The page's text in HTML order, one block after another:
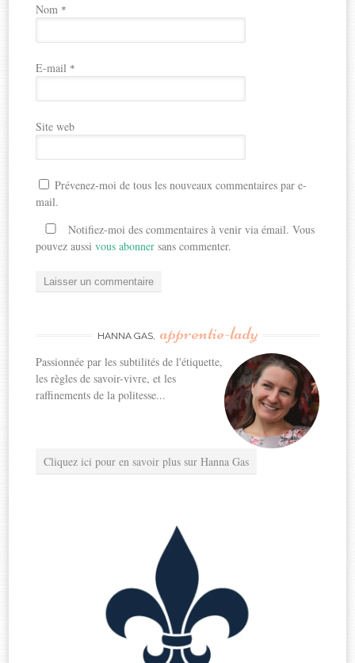
Nom *
E-mail *
Site web
Prévenez-moi de tous les nouveaux commentaires par e-
mail.
Notifiez-moi des commentaires à venir via émail. Vous
pouvez aussivous abonner sans commenter.
HANNA GAS, apprentie-lady
Passionnée par les subtilités de l'étiquette,
les règles de savoir-vivre, et les
raffinements de la politesse...
Cliquez ici pour en savoir plus sur Hanna Gas